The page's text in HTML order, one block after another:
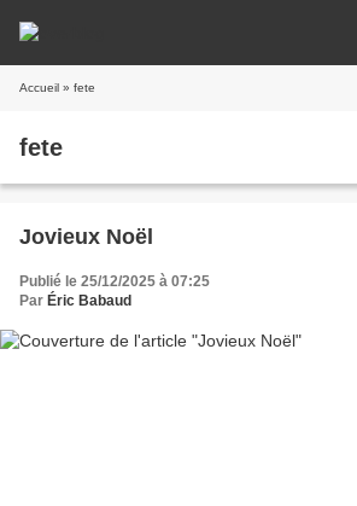
Accueil » fete
fete
Jovieux Noël
Publié le 25/12/2025 à 07:25
Par Éric Babaud